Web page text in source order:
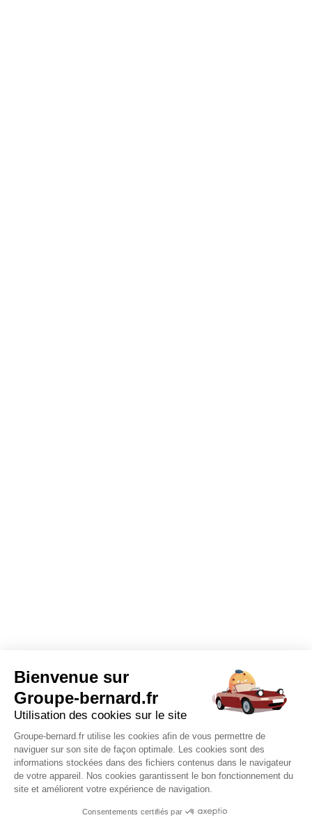
Bienvenue sur
Groupe-bernard.fr
Utilisation des cookies sur le site
Groupe-bernard.fr utilise les cookies afin de vous permettre de
naviguer sur son site de façon optimale. Les cookies sont des
informations stockées dans des fichiers contenus dans le navigateur
de votre appareil. Nos cookies garantissent le bon fonctionnement du
site et améliorent votre expérience de navigation.
Consentements certifiés par